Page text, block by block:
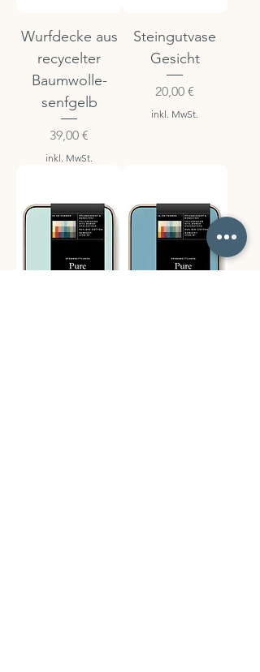
Wurfdecke aus
recycelter
Baumwolle-
senfgelb
Preis
39,00 €
inkl. MwSt.
Steingutvase
Gesicht
Preis
20,00 €
inkl. MwSt.